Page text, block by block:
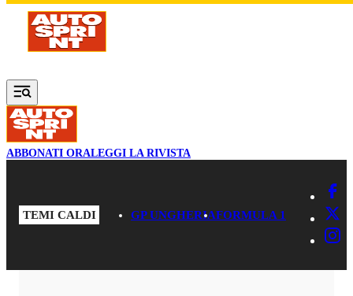
Vai al contenuto principale
ABBONATI ORALEGGI LA RIVISTA
TEMI CALDI GP UNGHERIAFORMULA 1